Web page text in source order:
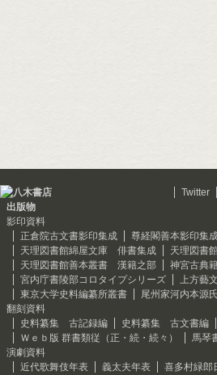
Twitter
出版物
影印資料
正倉院古文書影印集成
尊経閣善本影印集
天理図書館綿屋文庫 俳書集成
天理図書
天理図書館善本叢書 漢籍之部
神宮古典
宮内庁書陵部コロタイプシリーズ
上方藝
東京大学史料編纂所叢書
尾州家河内本源
翻刻資料
史料纂集 古記録編
史料纂集 古文書編
Ｗｅｂ版 群書類従（正・続・続々）
馬琴
演劇資料
近代歌舞伎年表
義太夫年表
喜多村緑郎